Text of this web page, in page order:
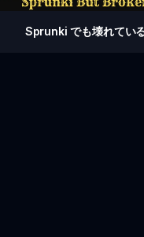
Sprunki でも壊れてい